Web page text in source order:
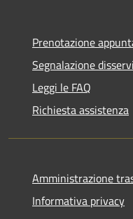
Prenotazione
Segnalazione
Leggi le FAQ
Richiesta assistenza
Amministrazione
Informativa privacy